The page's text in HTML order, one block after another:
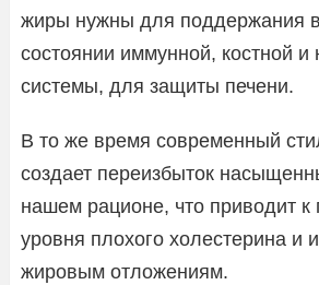
жиры нужны для поддержания
состоянии иммунной, костной и
системы, для защиты печени.
В то же время современный
создает переизбыток
нашем рационе, что приводит
уровня плохого холестерина и
жировым отложениям.